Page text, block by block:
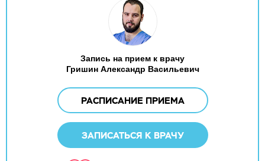
Запись на прием к врачу
Гришин Александр Васильевич
РАСПИСАНИЕ ПРИЕМА
ЗАПИСАТЬСЯ К ВРАЧУ